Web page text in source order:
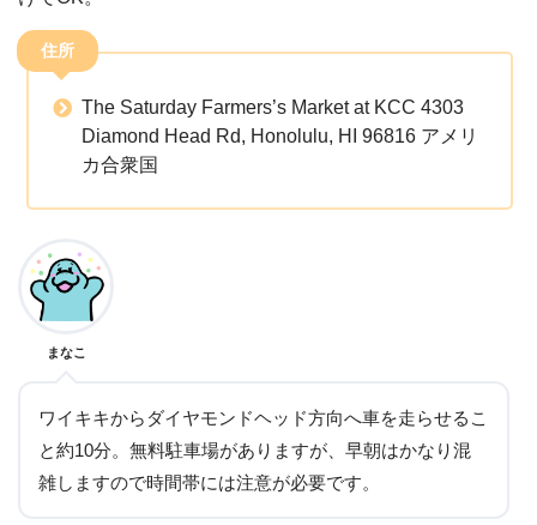
住所
The Saturday Farmers’s Market at KCC 4303
Diamond Head Rd, Honolulu, HI 96816 アメリ
カ合衆国
まなこ
ワイキキからダイヤモンドヘッド方向へ車を走らせるこ
と約10分。無料駐車場がありますが、早朝はかなり混
雑しますので時間帯には注意が必要です。